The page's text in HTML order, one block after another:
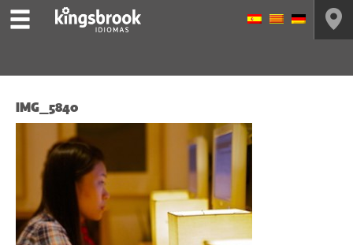
IMG_5840